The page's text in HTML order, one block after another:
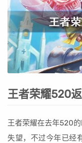
王者荣耀520
王者荣耀在去年520
失望，不过今年已经